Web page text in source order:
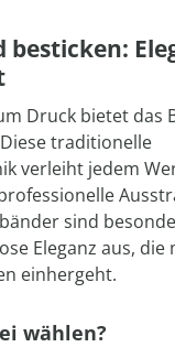
besticken:
Druck bietet das
traditionelle
verleiht jedem
sind
Eleganz aus, die
einhergeht.
wählen?